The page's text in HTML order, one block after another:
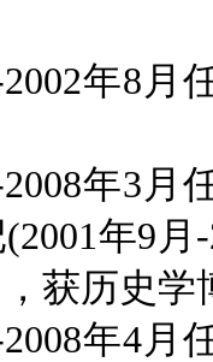
年8月
年3月
年9
获历史学
年4月